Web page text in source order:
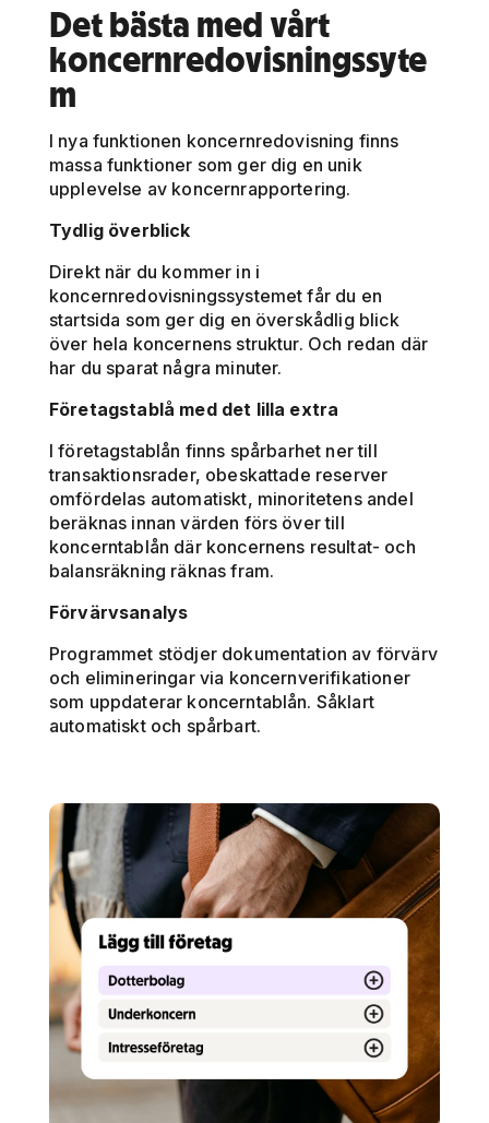
Det bästa med vårt
koncernredovisningssyte
m
I nya funktionen koncernredovisning finns
massa funktioner som ger dig en unik
upplevelse av koncernrapportering.
Tydlig överblick
Direkt när du kommer in i
koncernredovisningssystemet får du en
startsida som ger dig en överskådlig blick
över hela koncernens struktur. Och redan där
har du sparat några minuter.
Företagstablå med det lilla extra
I företagstablån finns spårbarhet ner till
transaktionsrader, obeskattade reserver
omfördelas automatiskt, minoritetens andel
beräknas innan värden förs över till
koncerntablån där koncernens resultat- och
balansräkning räknas fram.
Förvärvsanalys
Programmet stödjer dokumentation av förvärv
och elimineringar via koncernverifikationer
som uppdaterar koncerntablån. Såklart
automatiskt och spårbart.